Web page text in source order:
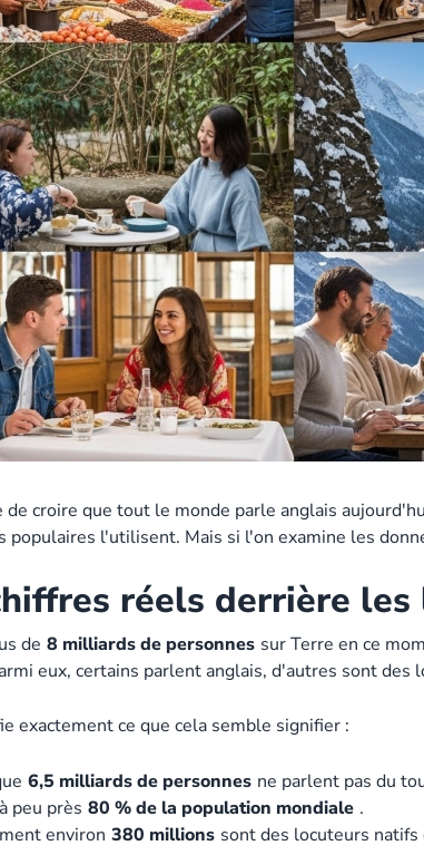
de croire que tout le monde parle anglais
populaires l'utilisent. Mais si l'on examine les
réels derrière
de 8 milliards de personnes sur Terre en ce
eux, certains parlent anglais, d'autres sont
exactement ce que cela semble signifier :
6,5 milliards de personnes ne parlent pas du
peu près 80 % de la population mondiale .
environ 380 millions sont des locuteurs natifs